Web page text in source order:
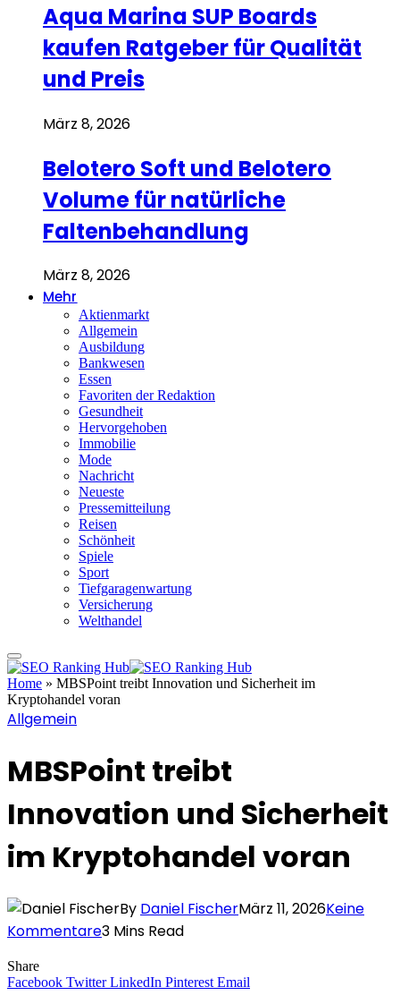
Aqua Marina SUP Boards
kaufen Ratgeber für Qualität
und Preis
März 8, 2026
Belotero Soft und Belotero
Volume für natürliche
Faltenbehandlung
März 8, 2026
Mehr
Aktienmarkt
Allgemein
Ausbildung
Bankwesen
Essen
Favoriten der Redaktion
Gesundheit
Hervorgehoben
Immobilie
Mode
Nachricht
Neueste
Pressemitteilung
Reisen
Schönheit
Spiele
Sport
Tiefgaragenwartung
Versicherung
Welthandel
Home » MBSPoint treibt Innovation und Sicherheit im
Kryptohandel voran
Allgemein
MBSPoint treibt
Innovation und Sicherheit
im Kryptohandel voran
By Daniel FischerMärz 11, 2026Keine
Kommentare3 Mins Read
Share
Facebook Twitter LinkedIn Pinterest Email